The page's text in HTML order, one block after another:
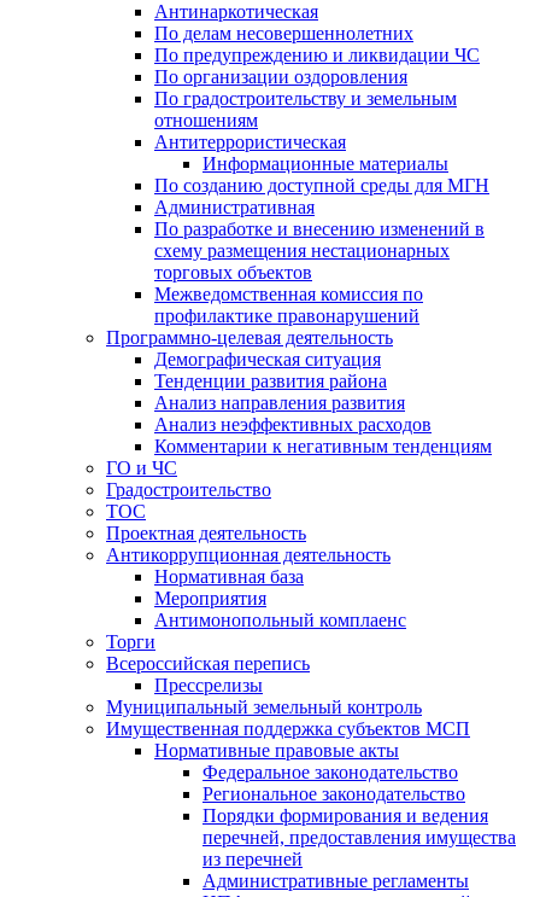
Антинаркотическая
По делам несовершеннолетних
По предупреждению и ликвидации ЧС
По организации оздоровления
По градостроительству и земельным
отношениям
Антитеррористическая
Информационные материалы
По созданию доступной среды для МГН
Административная
По разработке и внесению изменений в
схему размещения нестационарных
торговых объектов
Межведомственная комиссия по
профилактике правонарушений
Программно-целевая деятельность
Демографическая ситуация
Тенденции развития района
Анализ направления развития
Анализ неэффективных расходов
Комментарии к негативным тенденциям
ГО и ЧС
Градостроительство
ТОС
Проектная деятельность
Антикоррупционная деятельность
Нормативная база
Мероприятия
Антимонопольный комплаенс
Торги
Всероссийская перепись
Прессрелизы
Муниципальный земельный контроль
Имущественная поддержка субъектов МСП
Нормативные правовые акты
Федеральное законодательство
Региональное законодательство
Порядки формирования и ведения
перечней, предоставления имущества
из перечней
Административные регламенты